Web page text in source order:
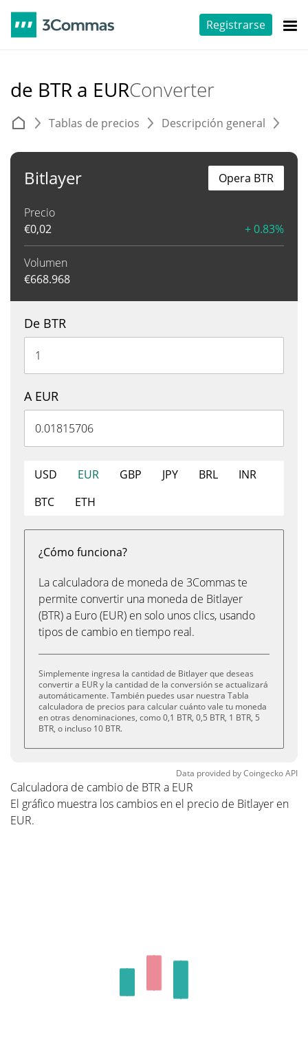
Registrarse
de BTR a EURConverter
Tablas de precios Descripción general
Bitlayer
Precio
€0,02 + 0.83%
Volumen
€668.968
Opera BTR
De BTR
A EUR
USD EUR GBP JPY BRL
INR
BTC
ETH
¿Cómo funciona?
La calculadora de moneda de 3Commas te
permite convertir una moneda de Bitlayer
(BTR) a Euro (EUR) en solo unos clics, usando
tipos de cambio en tiempo real.
Simplemente ingresa la cantidad de Bitlayer que deseas
convertir a EUR y la cantidad de la conversión se actualizará
automáticamente. También puedes usar nuestra Tabla
calculadora de precios para calcular cuánto vale tu moneda
en otras denominaciones, como 0,1 BTR, 0,5 BTR, 1 BTR, 5
BTR, o incluso 10 BTR.
Data provided byCoingeckoAPI
Calculadora de cambio de BTR a EUR
El gráfico muestra los cambios en el precio de Bitlayer en
EUR.